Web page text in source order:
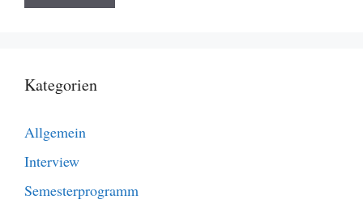
Kategorien
Allgemein
Interview
Semesterprogramm